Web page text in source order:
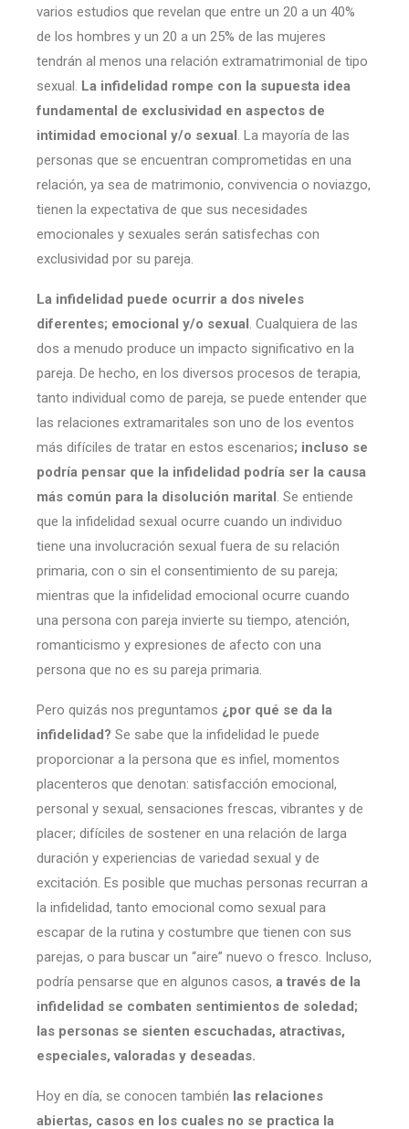
varios estudios que revelan que entre un 20 a un 40%
de los hombres y un 20 a un 25% de las mujeres
tendrán al menos una relación extramatrimonial de tipo
sexual. La infidelidad rompe con la supuesta idea
fundamental de exclusividad en aspectos de
intimidad emocional y/o sexual . La mayoría de las
personas que se encuentran comprometidas en una
relación, ya sea de matrimonio, convivencia o noviazgo,
tienen la expectativa de que sus necesidades
emocionales y sexuales serán satisfechas con
exclusividad por su pareja.
La infidelidad puede ocurrir a dos niveles
diferentes; emocional y/o sexual . Cualquiera de las
dos a menudo produce un impacto significativo en la
pareja. De hecho, en los diversos procesos de terapia,
tanto individual como de pareja, se puede entender que
las relaciones extramaritales son uno de los eventos
más difíciles de tratar en estos escenarios; incluso se
podría pensar que la infidelidad podría ser la causa
más común para la disolución marital . Se entiende
que la infidelidad sexual ocurre cuando un individuo
tiene una involucración sexual fuera de su relación
primaria, con o sin el consentimiento de su pareja;
mientras que la infidelidad emocional ocurre cuando
una persona con pareja invierte su tiempo, atención,
romanticismo y expresiones de afecto con una
persona que no es su pareja primaria.
Pero quizás nos preguntamos ¿por qué se da la
infidelidad? Se sabe que la infidelidad le puede
proporcionar a la persona que es infiel, momentos
placenteros que denotan: satisfacción emocional,
personal y sexual, sensaciones frescas, vibrantes y de
placer; difíciles de sostener en una relación de larga
duración y experiencias de variedad sexual y de
excitación. Es posible que muchas personas recurran a
la infidelidad, tanto emocional como sexual para
escapar de la rutina y costumbre que tienen con sus
parejas, o para buscar un “aire” nuevo o fresco. Incluso,
podría pensarse que en algunos casos, a través de la
infidelidad se combaten sentimientos de soledad;
las personas se sienten escuchadas, atractivas,
especiales, valoradas y deseadas.
Hoy en día, se conocen también las relaciones
abiertas, casos en los cuales no se practica la